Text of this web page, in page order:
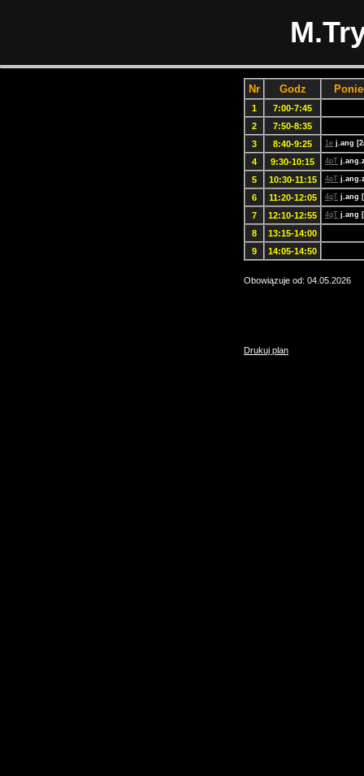
Nr Godz
1
7:00-7:45
2
7:50-8:35
3
8:40-9:25 1e j.ang
4 9:30-10:15 4pT
5 10:30-11:15 4pT
6 11:20-12:05 4gT j.ang
7 12:10-12:55 4gT j.ang
8
13:15-14:00
9
14:05-14:50
Obowiązuje od: 04.05.2026
Drukuj plan